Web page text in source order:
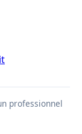
professionnel